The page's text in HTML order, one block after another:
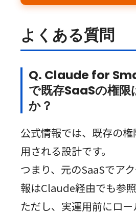
よくある質問
Q. Claude for
で既存SaaSの権限
か？
公式情報では、既存の
用される設計です。
つまり、元のSaaSでア
報はClaude経由でも参照
ただし、実運用前にロ